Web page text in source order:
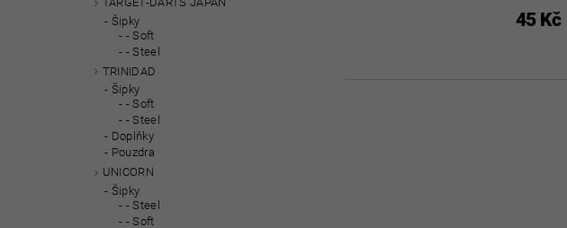
Šipky
- Soft
- Steel
TRINIDAD
Šipky
- Soft
- Steel
Doplňky
Pouzdra
UNICORN
Šipky
- Steel
- Soft
45 Kč